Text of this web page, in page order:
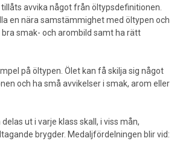
2026
öl 2026
avvika något från öltypsdefinitionen.
en nära samstämmighet med öltypen och
smak- och arombild samt ha rätt
på öltypen. Ölet kan få skilja sig något
och ha små avvikelser i smak, arom eller
ut i varje klass skall, i viss mån,
brygder. Medaljfördelningen blir vid: